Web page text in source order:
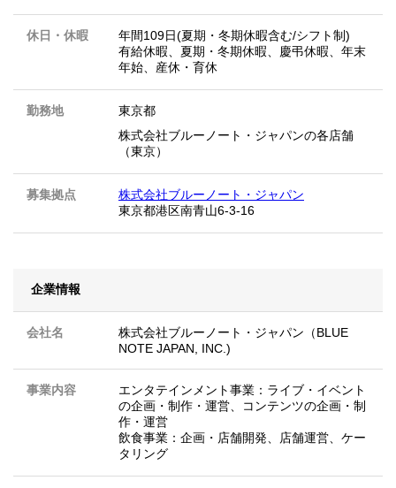
休日・休暇
年間109日(夏期・冬期休暇含む/シフト制)
有給休暇、夏期・冬期休暇、慶弔休暇、年末
年始、産休・育休
勤務地
東京都
株式会社ブルーノート・ジャパンの各店舗
（東京）
募集拠点
株式会社ブルーノート・ジャパン
東京都港区南青山6-3-16
企業情報
会社名
株式会社ブルーノート・ジャパン（BLUE
NOTE JAPAN, INC.)
事業内容
エンタテインメント事業：ライブ・イベント
の企画・制作・運営、コンテンツの企画・制
作・運営
飲食事業：企画・店舗開発、店舗運営、ケー
タリング